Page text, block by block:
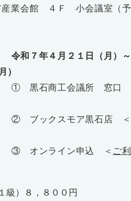
業会館 ４Ｆ 小会議室（予
令和７年４月２１日（月）～
）
黒石商工会議所 窓口
モア黒石店 ＜
ン申込 ＜ ご利
級）８，８００円